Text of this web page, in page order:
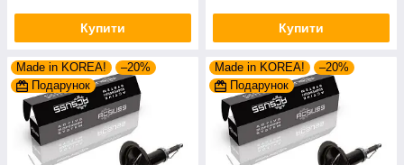
Купити Купити
Made in KOREA!
–20%
Подарунок
Made in KOREA!
–20%
Подарунок